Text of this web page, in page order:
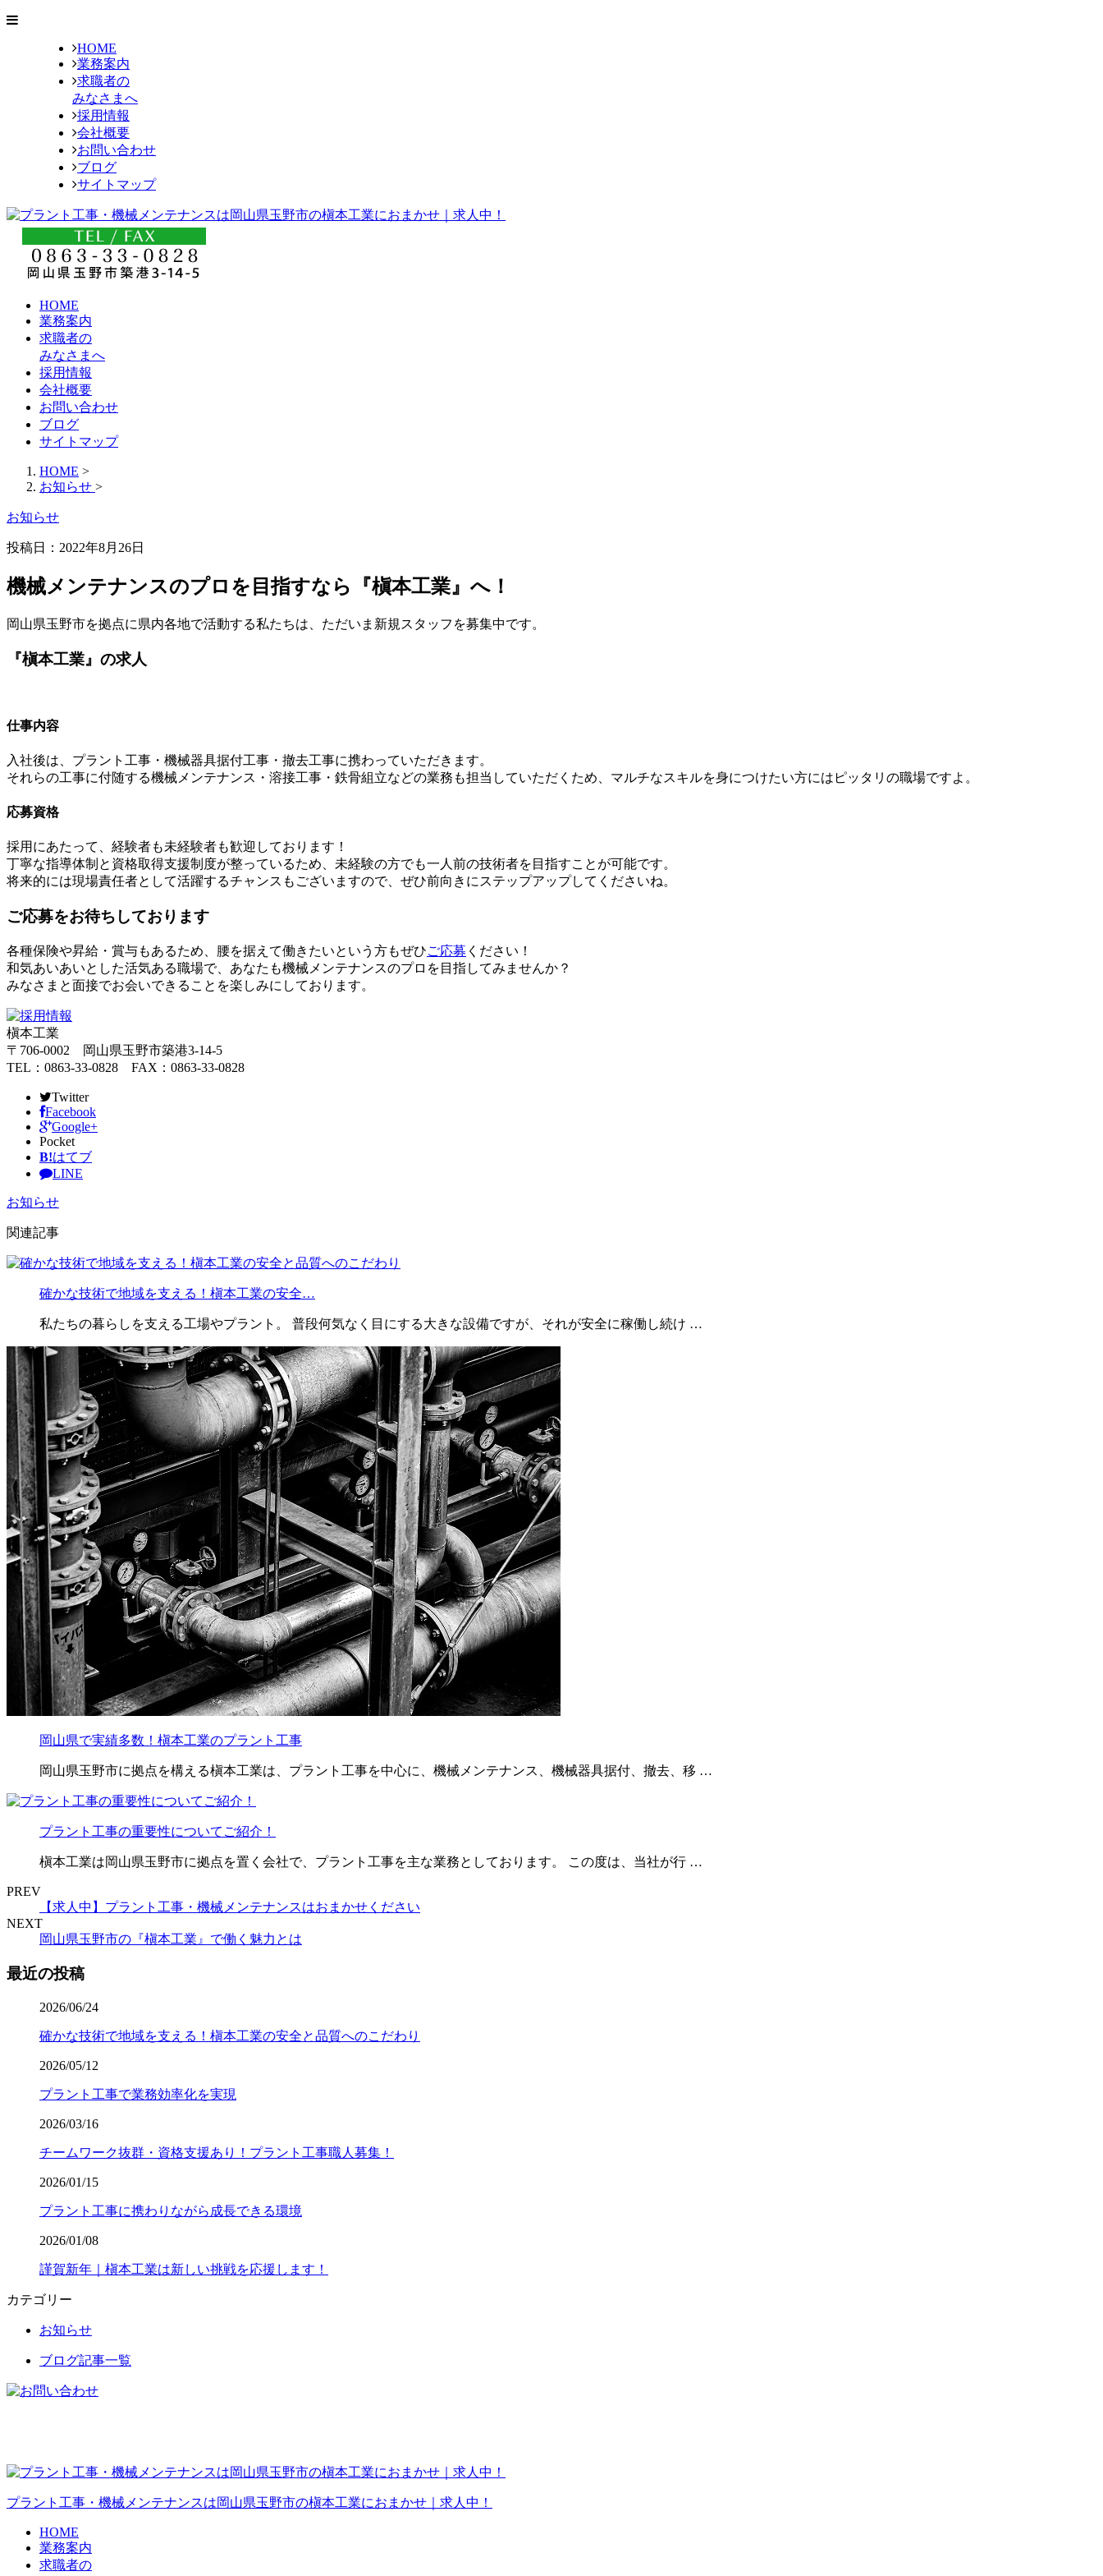
HOME
業務案内
求職者の
みなさまへ
採用情報
会社概要
お問い合わせ
ブログ
サイトマップ
HOME
業務案内
求職者の
みなさまへ
採用情報
会社概要
お問い合わせ
ブログ
サイトマップ
HOME >
お知らせ >
お知らせ
投稿日：2022年8月26日
機械メンテナンスのプロを目指すなら『槇本工業』へ！
岡山県玉野市を拠点に県内各地で活動する私たちは、ただいま新規スタッフを募集中です。
『槇本工業』の求人
仕事内容
入社後は、プラント工事・機械器具据付工事・撤去工事に携わっていただきます。
それらの工事に付随する機械メンテナンス・溶接工事・鉄骨組立などの業務も担当していただくため、マルチなスキルを身につけたい方にはピッタリの職場ですよ。
応募資格
採用にあたって、経験者も未経験者も歓迎しております！
丁寧な指導体制と資格取得支援制度が整っているため、未経験の方でも一人前の技術者を目指すことが可能です。
将来的には現場責任者として活躍するチャンスもございますので、ぜひ前向きにステップアップしてくださいね。
ご応募をお待ちしております
各種保険や昇給・賞与もあるため、腰を据えて働きたいという方もぜひご応募 ください！
和気あいあいとした活気ある職場で、あなたも機械メンテナンスのプロを目指してみませんか？
みなさまと面接でお会いできることを楽しみにしております。
槇本工業
〒706-0002 岡山県玉野市築港3-14-5
TEL：0863-33-0828 FAX：0863-33-0828
Twitter
Facebook
Google+
Pocket
B!はてブ
LINE
お知らせ
関連記事
確かな技術で地域を支える！槇本工業の安全…
私たちの暮らしを支える工場やプラント。 普段何気なく目にする大きな設備ですが、それが安全に稼働し続け …
岡山県で実績多数！槇本工業のプラント工事
岡山県玉野市に拠点を構える槇本工業は、プラント工事を中心に、機械メンテナンス、機械器具据付、撤去、移 …
プラント工事の重要性についてご紹介！
槇本工業は岡山県玉野市に拠点を置く会社で、プラント工事を主な業務としております。 この度は、当社が行 …
PREV
【求人中】プラント工事・機械メンテナンスはおまかせください
NEXT
岡山県玉野市の『槇本工業』で働く魅力とは
最近の投稿
2026/06/24
確かな技術で地域を支える！槇本工業の安全と品質へのこだわり
2026/05/12
プラント工事で業務効率化を実現
2026/03/16
チームワーク抜群・資格支援あり！プラント工事職人募集！
2026/01/15
プラント工事に携わりながら成長できる環境
2026/01/08
謹賀新年｜槇本工業は新しい挑戦を応援します！
カテゴリー
お知らせ
ブログ記事一覧
プラント工事・機械メンテナンスは岡山県玉野市の槇本工業におまかせ｜求人中！
HOME
業務案内
求職者の